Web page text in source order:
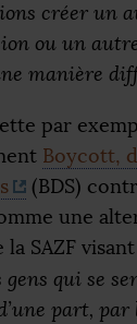
créer un
ou un
manière
par
Boycott,
(BDS)
une
la SAZF
gens qui se
part,